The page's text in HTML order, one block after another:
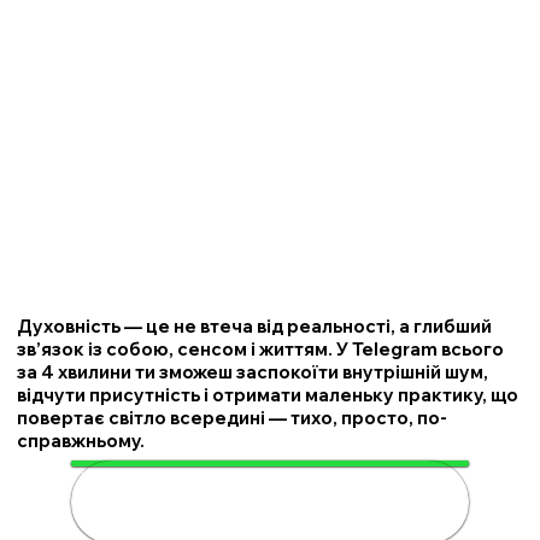
Духовність — це не втеча від реальності, а глибший
зв’язок із собою, сенсом і життям. У Telegram всього
за 4 хвилини ти зможеш заспокоїти внутрішній шум,
відчути присутність і отримати маленьку практику, що
повертає світло всередині — тихо, просто, по-
справжньому.
🌟 Розкрий свою духовність за 4